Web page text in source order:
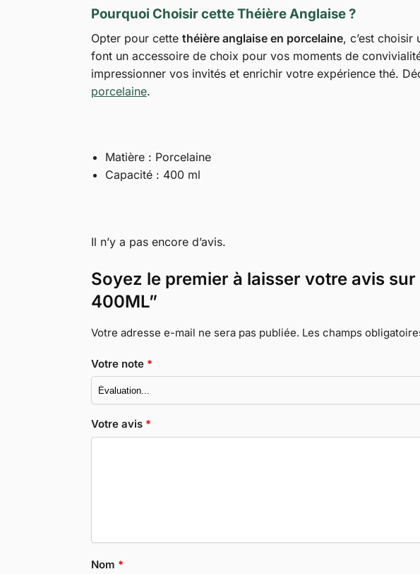
Pourquoi Choisir cette Théière Anglaise ?
Opter pour cette théière anglaise en porcelaine, c’est choisir
font un accessoire de choix pour vos moments de
impressionner vos invités et enrichir votre expérience thé.
porcelaine.
Matière : Porcelaine
Capacité : 400 ml
Il n’y a pas encore d’avis.
Soyez le premier à laisser votre avis
400ML”
Votre adresse e-mail ne sera pas publiée. Les champs
Votre note *
Votre avis *
Nom *